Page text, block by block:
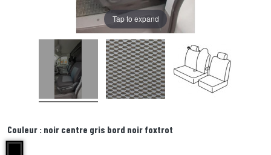
Tap to expand
Couleur : noir centre gris bord noir foxtrot
noir centre gris bord noir foxtrot